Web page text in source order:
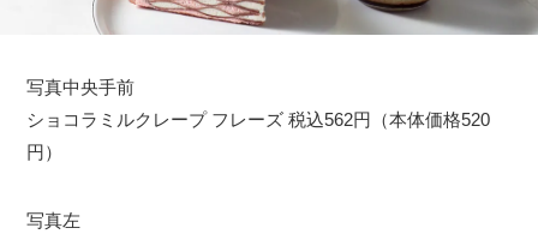
写真中央手前
ショコラミルクレープ フレーズ 税込562円（本体価格520
円）
写真左